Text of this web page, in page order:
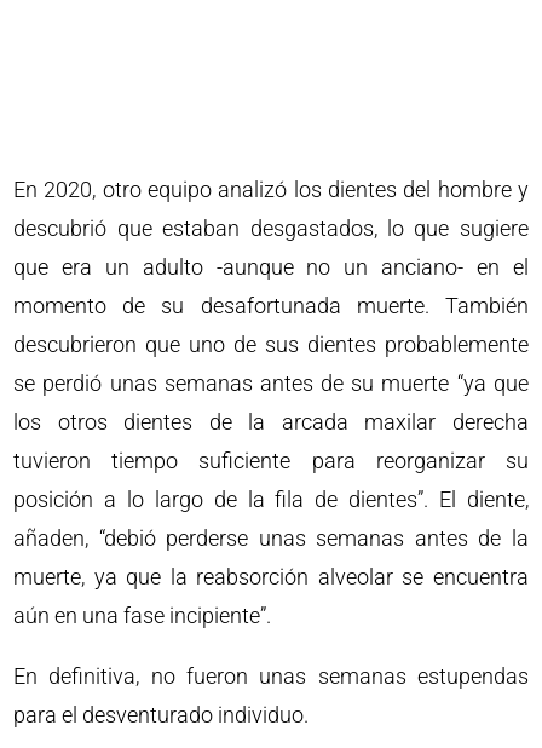
En 2020, otro equipo analizó los dientes del hombre y
descubrió que estaban desgastados, lo que sugiere
que era un adulto -aunque no un anciano- en el
momento de su desafortunada muerte. También
descubrieron que uno de sus dientes probablemente
se perdió unas semanas antes de su muerte “ya que
los otros dientes de la arcada maxilar derecha
tuvieron tiempo suficiente para reorganizar su
posición a lo largo de la fila de dientes”. El diente,
añaden, “debió perderse unas semanas antes de la
muerte, ya que la reabsorción alveolar se encuentra
aún en una fase incipiente”.
En definitiva, no fueron unas semanas estupendas
para el desventurado individuo.